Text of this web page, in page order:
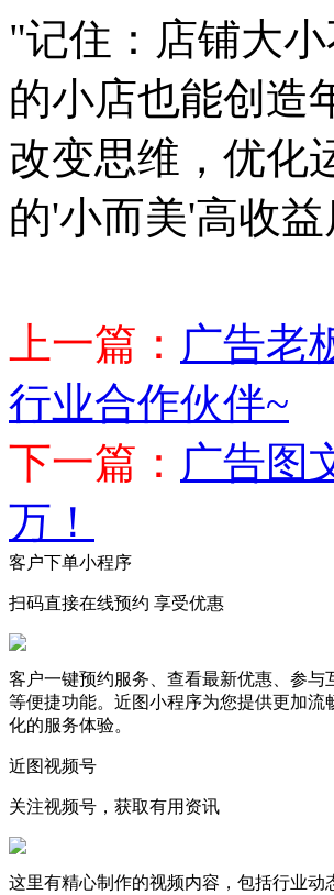
"记住：店铺大
的小店也能创造
改变思维，优化
的'小而美'高收
上一篇： 广告老
行业合作伙伴~
下一篇： 广告图
万！
客户下单小程序
扫码直接在线预约 享受优惠
客户一键预约服务、查看最新优惠、参与
等便捷功能。近图小程序为您提供更加流
化的服务体验。
近图视频号
关注视频号，获取有用资讯
这里有精心制作的视频内容，包括行业动